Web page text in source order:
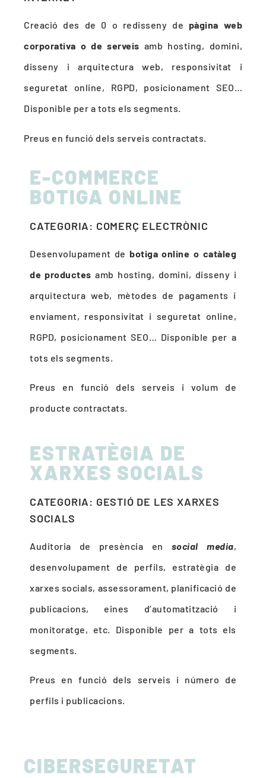
Creació des de 0 o redisseny de pàgina web
corporativa o de serveis amb hosting, domini,
disseny i arquitectura web, responsivitat i
seguretat online, RGPD, posicionament SEO…
Disponible per a tots els segments.
Preus en funció dels serveis contractats.
E-COMMERCE
BOTIGA ONLINE
CATEGORIA: COMERÇ ELECTRÒNIC
Desenvolupament debotiga online o catàleg
de productes amb hosting, domini, disseny i
arquitectura web, mètodes de pagaments i
enviament, responsivitat i seguretat online,
RGPD, posicionament SEO… Disponible per a
tots els segments.
Preus en funció dels serveis i volum de
producte contractats.
ESTRATÈGIA DE
XARXES SOCIALS
CATEGORIA: GESTIÓ DE LES XARXES
SOCIALS
Auditoria de presència en social media,
desenvolupament de perfils, estratègia de
xarxes socials, assessorament, planificació de
publicacions, eines d’automatització i
monitoratge, etc. Disponible per a tots els
segments.
Preus en funció dels serveis i número de
perfils i publicacions.
CIBERSEGURETAT